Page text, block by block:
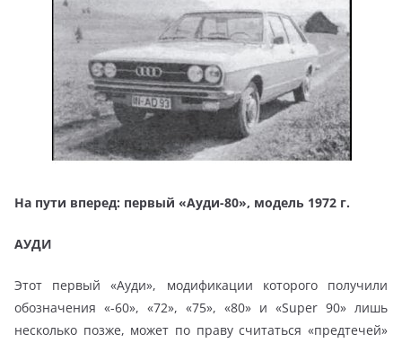
На пути вперед: первый «Ауди-80», модель 1972 г.
АУДИ
Этот первый «Ауди», модификации которого получили
обозначения «-60», «72», «75», «80» и «Super 90» лишь
несколько позже, может по праву считаться «предтечей»